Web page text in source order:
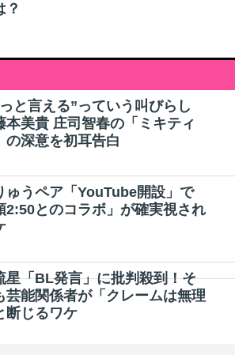
？
っと言える”っていう叫びらし
本美貴 庄司智春の「ミキティ
の深意を初耳告白
ゅうペア「YouTube開設」で
2:50とのコラボ」が確実視され
星「BL発言」に批判殺到！そ
芸能関係者が「クレームは無理
断じるワケ